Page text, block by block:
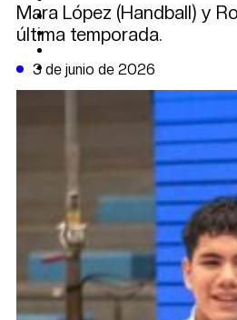
POLÍTICA
CAMBIO CLIMÁTICO
DATA FIRME
DE LA TRIBUNA TV
Mara López (Handball) y
última temporada.
3 de junio de 2026